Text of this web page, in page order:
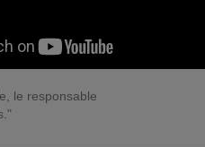
le responsable